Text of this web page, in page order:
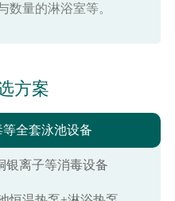
数量的淋浴室等。
方案
全套泳池设备
银离子等消毒设备